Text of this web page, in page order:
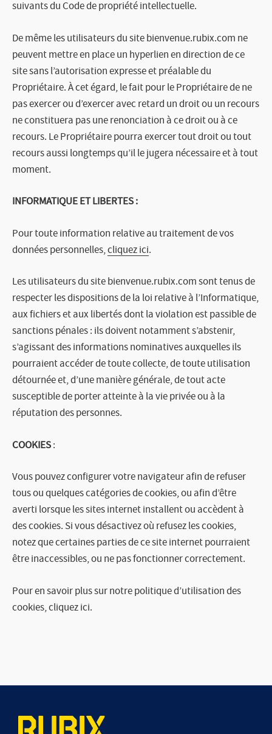
suivants du Code de propriété intellectuelle.
De même les utilisateurs du site bienvenue.rubix.com ne
peuvent mettre en place un hyperlien en direction de ce
site sans l’autorisation expresse et préalable du
Propriétaire. À cet égard, le fait pour le Propriétaire de ne
pas exercer ou d’exercer avec retard un droit ou un recours
ne constituera pas une renonciation à ce droit ou à ce
recours. Le Propriétaire pourra exercer tout droit ou tout
recours aussi longtemps qu’il le jugera nécessaire et à tout
moment.
INFORMATIQUE ET LIBERTES :
Pour toute information relative au traitement de vos
données personnelles, cliquez ici.
Les utilisateurs du site bienvenue.rubix.com sont tenus de
respecter les dispositions de la loi relative à l’Informatique,
aux fichiers et aux libertés dont la violation est passible de
sanctions pénales : ils doivent notamment s’abstenir,
s’agissant des informations nominatives auxquelles ils
pourraient accéder de toute collecte, de toute utilisation
détournée et, d’une manière générale, de tout acte
susceptible de porter atteinte à la vie privée ou à la
réputation des personnes.
COOKIES :
Vous pouvez configurer votre navigateur afin de refuser
tous ou quelques catégories de cookies, ou afin d’être
averti lorsque les sites internet installent ou accèdent à
des cookies. Si vous désactivez où refusez les cookies,
notez que certaines parties de ce site internet pourraient
être inaccessibles, ou ne pas fonctionner correctement.
Pour en savoir plus sur notre politique d’utilisation des
cookies, cliquez ici.